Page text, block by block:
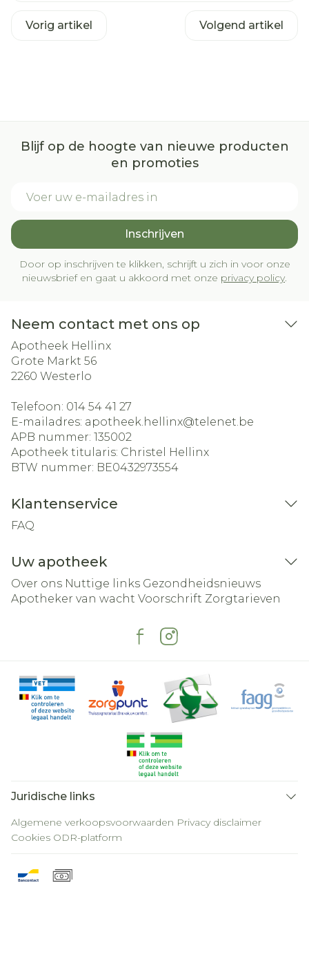
Vorig artikel Volgend artikel
Blijf op de hoogte van nieuwe producten
en promoties
Inschrijven
Door op inschrijven te klikken, schrijft u zich in voor onze
nieuwsbrief en gaat u akkoord met onze privacy policy.
Neem contact met ons op
Apotheek Hellinx
Grote Markt 56
2260 Westerlo
Telefoon: 014 54 41 27
E-mailadres: apotheek.hellinx@telenet.be
APB nummer: 135002
Apotheek titularis: Christel Hellinx
BTW nummer: BE0432973554
Klantenservice
FAQ
Uw apotheek
Over ons Nuttige links Gezondheidsnieuws
Apotheker van wacht Voorschrift Zorgtarieven
Juridische links
Algemene verkoopsvoorwaarden Privacy disclaimer
Cookies ODR-platform